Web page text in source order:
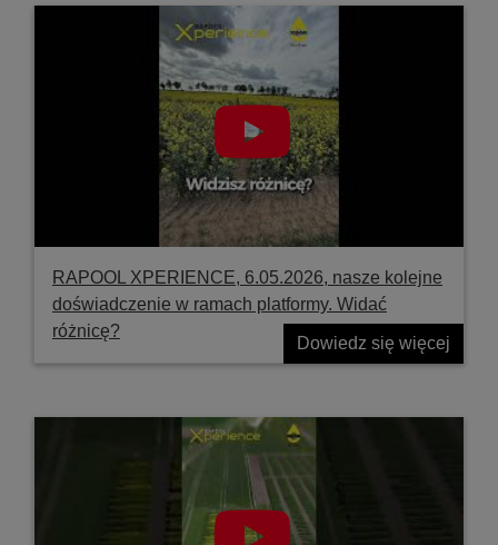
RAPOOL XPERIENCE, 6.05.2026, nasze kolejne
doświadczenie w ramach platformy. Widać
różnicę?
Dowiedz się więcej